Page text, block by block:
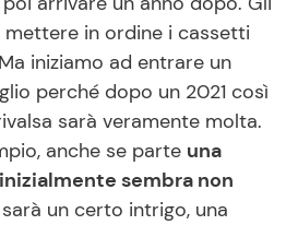
in ordine i cassetti
iniziamo ad entrare un
perché dopo un 2021 così
sarà veramente molta.
anche se parte una
sembra non
un certo intrigo, una